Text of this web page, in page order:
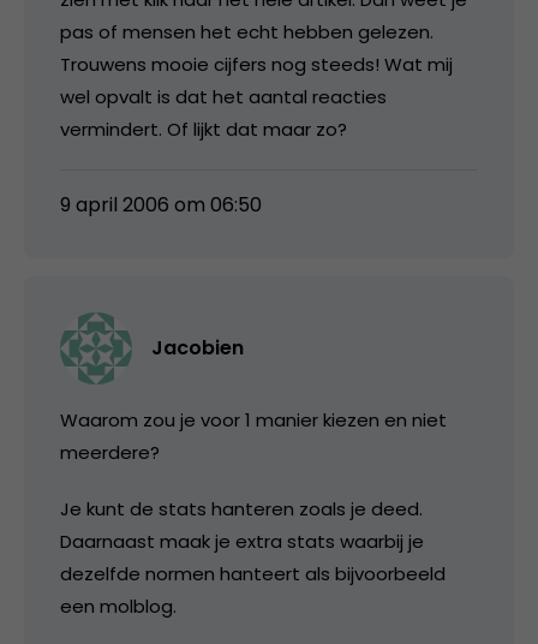
pas of mensen het echt hebben gelezen.
Trouwens mooie cijfers nog steeds! Wat mij
wel opvalt is dat het aantal reacties
vermindert. Of lijkt dat maar zo?
9 april 2006 om 06:50
Jacobien
Waarom zou je voor 1 manier kiezen en niet
meerdere?
Je kunt de stats hanteren zoals je deed.
Daarnaast maak je extra stats waarbij je
dezelfde normen hanteert als bijvoorbeeld
een molblog.